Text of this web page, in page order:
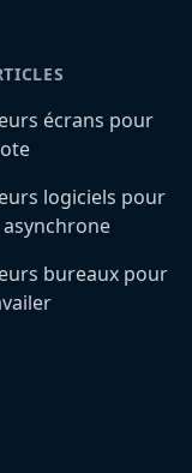
écrans pour
logiciels pour
bureaux pour